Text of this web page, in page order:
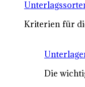
Kriterien für
Die